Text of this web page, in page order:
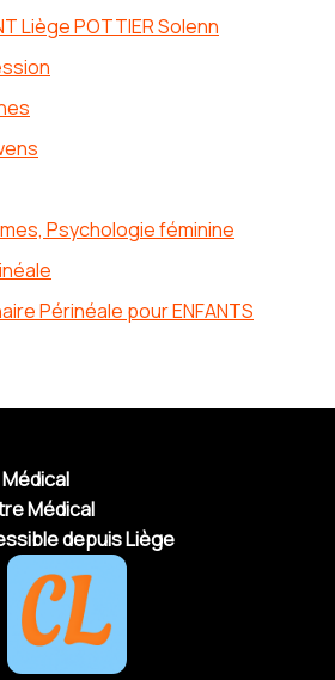
Liège POTTIER Solenn
Psychologie féminine
Périnéale pour ENFANTS
Médical
depuis Liège